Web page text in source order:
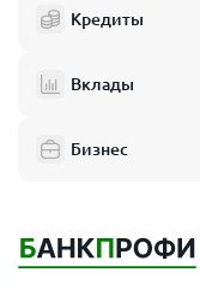
Кредиты
Вклады
Бизнес